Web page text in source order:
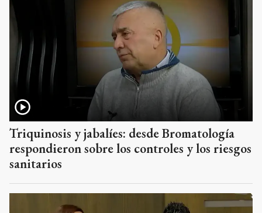
Triquinosis y jabalíes: desde Bromatología
respondieron sobre los controles y los riesgos
sanitarios